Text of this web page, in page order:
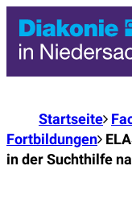
Startseite
Fortbildungen
in der Suchthilfe